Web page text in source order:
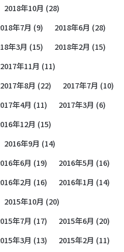
2018年10月 (28)
年7月 (9) 2018年6月 (28)
年3月 (15) 2018年2月 (15)
2017年11月 (11)
2017年8月 (22) 2017年7月 (10)
年4月 (11) 2017年3月 (6)
年12月 (15)
2016年9月 (14)
年6月 (19) 2016年5月 (16)
年2月 (16) 2016年1月 (14)
2015年10月 (20)
年7月 (17) 2015年6月 (20)
年3月 (13) 2015年2月 (11)